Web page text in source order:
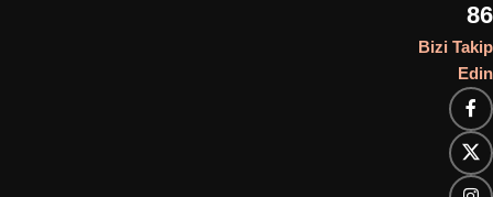
86
Bizi Takip
Edin